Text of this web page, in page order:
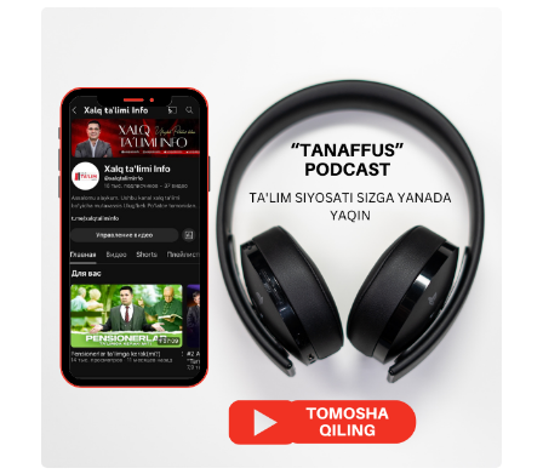
murojaat qilsam bo'ladi? Iltimos ma'lumot
bering.
taxrirlangan
Javob